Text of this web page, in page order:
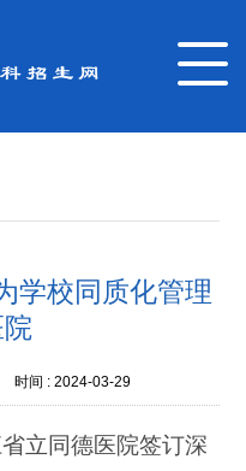
学校同质化管理
时间 : 2024-03-29
立同德医院签订深